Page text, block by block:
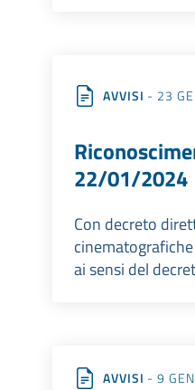
AVVISI - 23
22/01/2024
Con decreto
ai sensi del
AVVISI - 9